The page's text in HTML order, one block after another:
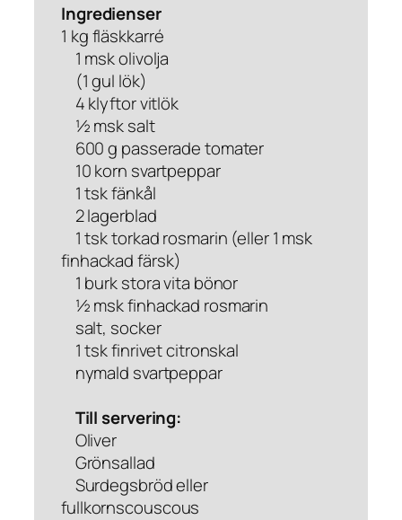
Ingredienser
1 kg fläskkarré
1 msk olivolja
(1 gul lök)
4 klyftor vitlök
½ msk salt
600 g passerade tomater
10 korn svartpeppar
1 tsk fänkål
2 lagerblad
1 tsk torkad rosmarin (eller 1 msk
finhackad färsk)
1 burk stora vita bönor
½ msk finhackad rosmarin
salt, socker
1 tsk finrivet citronskal
nymald svartpeppar
Till servering:
Oliver
Grönsallad
Surdegsbröd eller
fullkornscouscous